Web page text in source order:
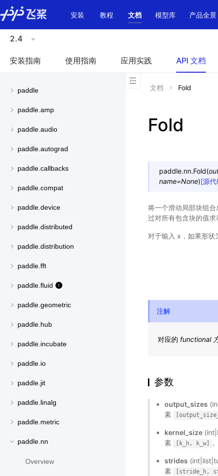
\u200E
安装
教程 文档 模型库 产品全景
2.4
安装指南 使用指南 应用实践 API 文档
paddle
paddle.amp
paddle.audio
paddle.autograd
paddle.callbacks
paddle.compat
paddle.device
paddle.distributed
paddle.distribution
paddle.fft
paddle.fluid
paddle.geometric
paddle.hub
paddle.incubate
paddle.io
paddle.jit
paddle.linalg
paddle.metric
paddle.nn
Overview
文档 Fold
Fold
paddle.nn.Fold(
name=None)[源
将一个滑动局部块组
过对所有包含块的值
对于输入 x，如果形
注解
对应的 functional
参数
output_sizes
素
kernel_size
素
[k_h, k_w]
strides
素
[stride_h,